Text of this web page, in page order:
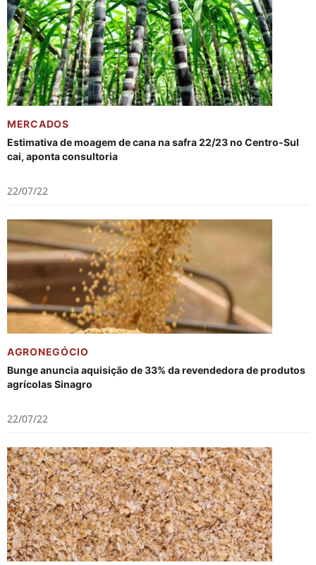
MERCADOS
Estimativa de moagem de cana na safra 22/23 no Centro-Sul
cai, aponta consultoria
22/07/22
AGRONEGÓCIO
Bunge anuncia aquisição de 33% da revendedora de produtos
agrícolas Sinagro
22/07/22